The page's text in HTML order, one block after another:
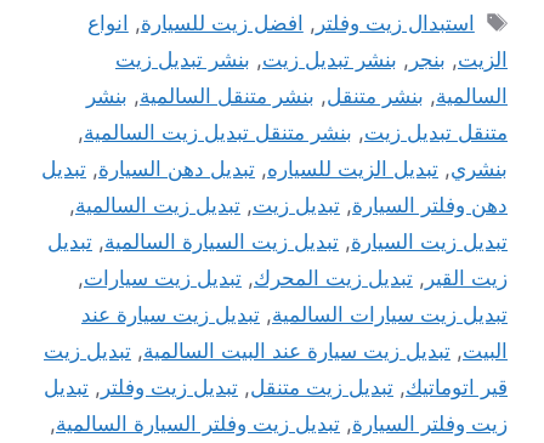
الوسوم
استبدال زيت وفلتر , افضل زيت للسيارة, انواع
الزيت, بنجر , بنشر تبديل زيت, بنشر تبديل زيت
السالمية, بنشر متنقل, بنشر متنقل السالمية, بنشر
متنقل تبديل زيت, بنشر متنقل تبديل زيت السالمية,
بنشري, تبديل الزيت للسياره, تبديل دهن السيارة, تبديل
دهن وفلتر السيارة, تبديل زيت, تبديل زيت السالمية,
تبديل زيت السيارة, تبديل زيت السيارة السالمية, تبديل
زيت القير , تبديل زيت المحرك, تبديل زيت سيارات,
تبديل زيت سيارات السالمية, تبديل زيت سيارة عند
البيت, تبديل زيت سيارة عند البيت السالمية, تبديل زيت
قير اتوماتيك, تبديل زيت متنقل, تبديل زيت وفلتر , تبديل
زيت وفلتر السيارة, تبديل زيت وفلتر السيارة السالمية,